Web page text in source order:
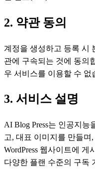
2. 약관 동의
계정을 생성하고 등록 시
관에 구속되는 것에 동의
우 서비스를 이용할 수 없
3. 서비스 설명
AI Blog Press는 인공지
고, 대표 이미지를 만들며
WordPress 웹사이트에 게
다양한 플랜 수준의 구독